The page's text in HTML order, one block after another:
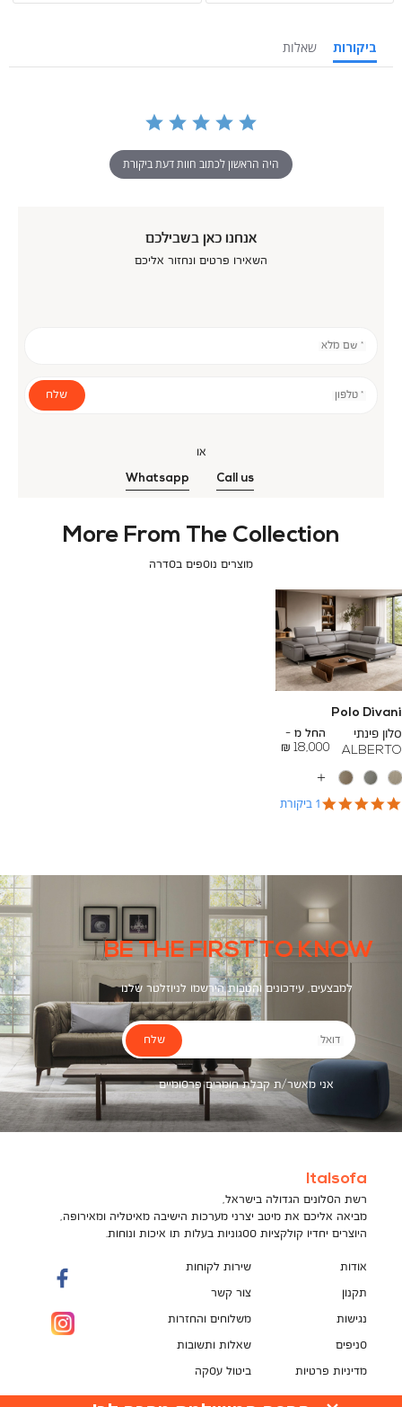
ביקורות שאלות
היה הראשון לכתוב חוות דעת ביקורת
אנחנו כאן בשבילכם
השאירו פרטים ונחזור אליכם
* שם מלא
* טלפון שלח
או
Call us
Whatsapp
More From The Collection
מוצרים נוספים בסדרה
Polo Divani
סלון פינתי
ALBERTO
החל מ -
18,000 ₪
To
26,600 ₪
עוד
צבעים
5.01 ביקורת
BE THE FIRST TO KNOW
למבצעים, עידכונים והטבות הירשמו לניוזלטר שלנו
דואל
אני מאשר/ת קבלת חומרים פרסומיים
שלח
Italsofa
רשת הסלונים הגדולה בישראל,
מביאה אליכם את מיטב יצרני מערכות הישיבה מאיטליה ומאירופה,
היוצרים יחדיו קולקציות ססגוניות בעלות תו איכות ונוחות.
אודות
תקנון
נגישות
סניפים
מדיניות פרטיות
שירות לקוחות
צור קשר
משלוחים והחזרות
שאלות ותשובות
ביטול עסקה
תקנון מועדון לקוחות